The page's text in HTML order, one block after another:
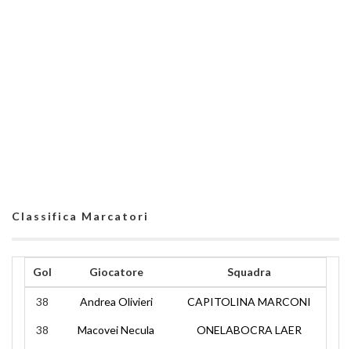
Classifica Marcatori
Gol Giocatore Squadra
38 Andrea Olivieri CAPITOLINA MARCONI
38 Macovei Necula ONELABOCRA LAER